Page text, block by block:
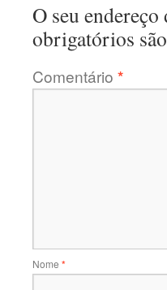
O seu
obrigatórios
Comentário *
Nome *